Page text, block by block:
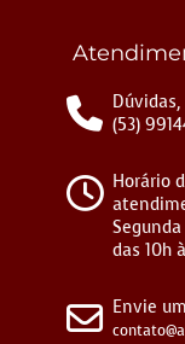
(53)
Horário
das 10h
Envie